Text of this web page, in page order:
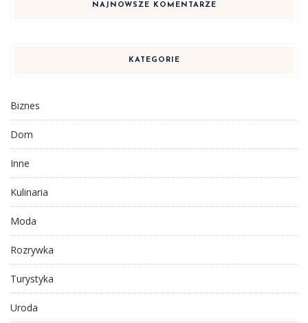
NAJNOWSZE KOMENTARZE
KATEGORIE
Biznes
Dom
Inne
Kulinaria
Moda
Rozrywka
Turystyka
Uroda